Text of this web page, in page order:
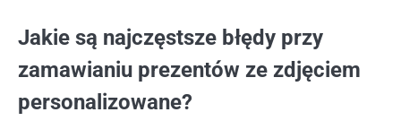
Jakie są najczęstsze błędy przy
zamawianiu prezentów ze zdjęciem
personalizowane?